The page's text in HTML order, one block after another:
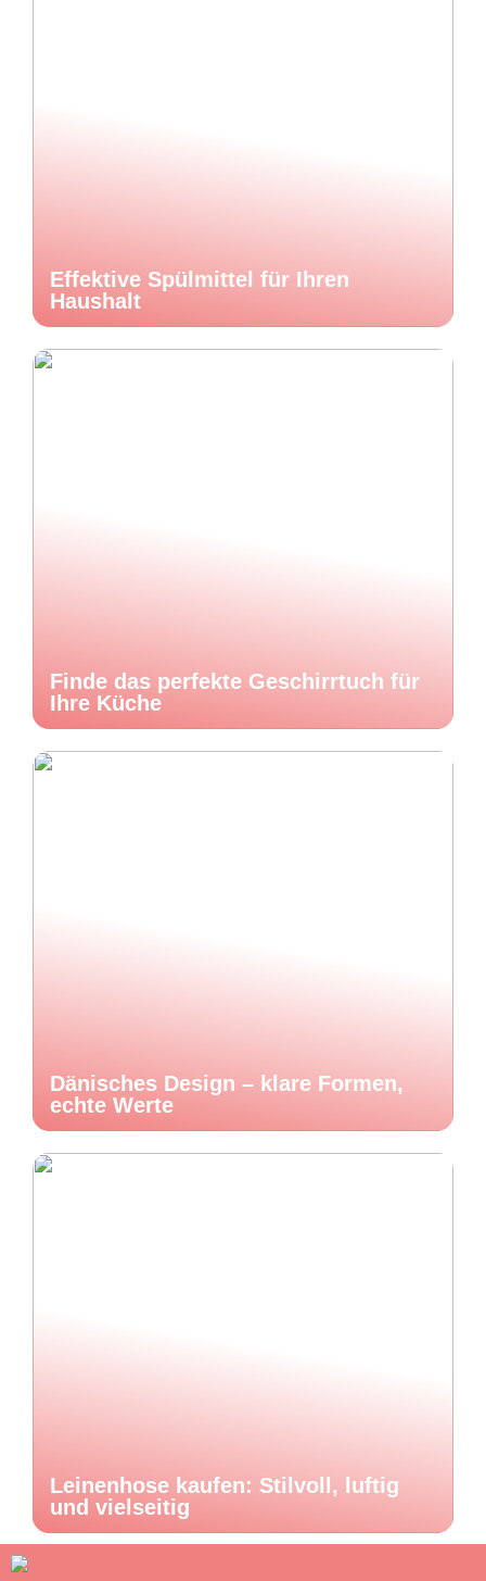
Effektive Spülmittel für Ihren
Haushalt
Finde das perfekte Geschirrtuch für
Ihre Küche
Dänisches Design – klare Formen,
echte Werte
Leinenhose kaufen: Stilvoll, luftig
und vielseitig